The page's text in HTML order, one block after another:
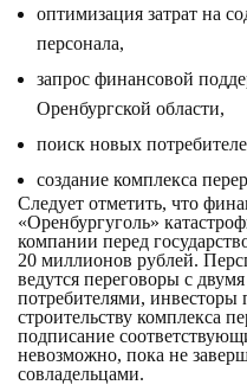
оптимизация затрат на
персонала,
запрос финансовой
Оренбургской области,
поиск новых
создание комплекса
Следует отметить, что
«Оренбургуголь»
компании перед
20 миллионов рублей.
ведутся переговоры с
потребителями, инвесторы
строительству комплекса
подписание
невозможно, пока не
совладельцами.